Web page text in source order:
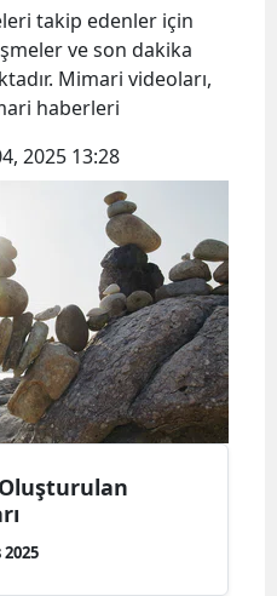
takip edenler için
ve son dakika
Mimari videoları,
haberleri
2025 13:28
2025